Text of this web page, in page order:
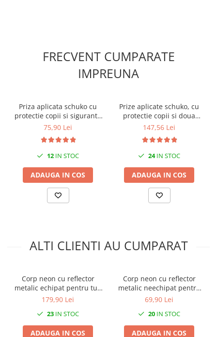
FRECVENT CUMPARATE
IMPREUNA
Priza aplicata schuko cu
protectie copii si siguranta
1P C 16A 130x87mm IP20
75,90 Lei
12 IN STOC
ADAUGA IN COS
Prize aplicate schuko, cu
protectie copii si doua
sigurante 1 pol 16A IP20
147,56 Lei
24IN STOC
ADAUGA IN COS
ALTI CLIENTI AU CUMPARAT
Corp neon cu reflector
metalic echipat pentru tub
fluorescent T8 G13 2x36W
179,90 Lei
23 IN STOC
ADAUGA IN COS
Corp neon cu reflector
metalic neechipat pentru
tub LED T8 G13 1x120cm
capat
69,90 Lei
20 IN STOC
ADAUGA IN COS